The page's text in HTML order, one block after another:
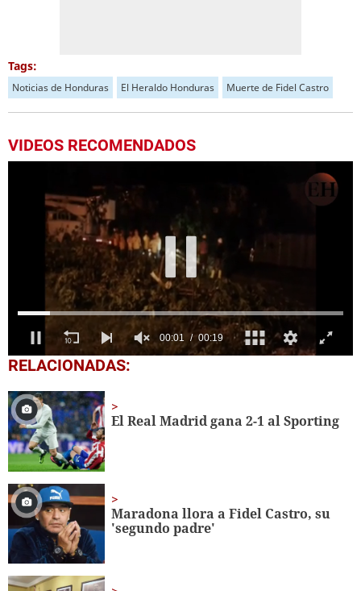
Tags:
Noticias de Honduras El Heraldo Honduras Muerte de Fidel Castro
VIDEOS RECOMENDADOS
0
seconds
19
seconds
RELACIONADAS:
El Real Madrid gana 2-1 al Sporting
Maradona llora a Fidel Castro, su
'segundo padre'